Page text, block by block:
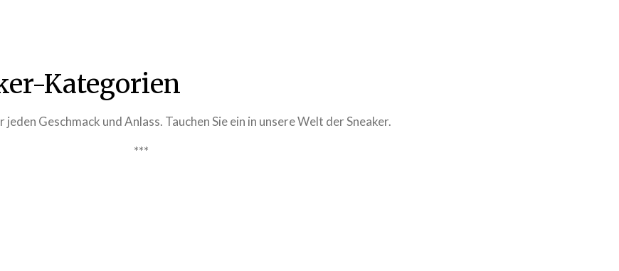
Kategorien
Geschmack und Anlass. Tauchen Sie ein in unsere Welt der Sneaker.
***